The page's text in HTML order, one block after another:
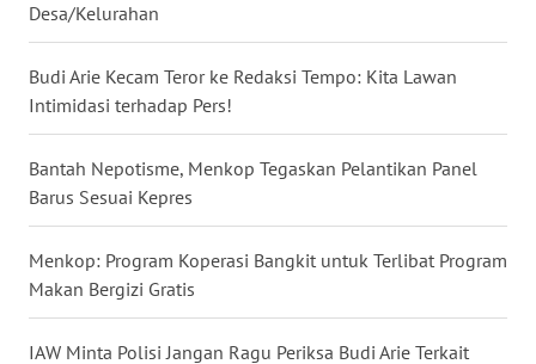
Desa/Kelurahan
Budi Arie Kecam Teror ke Redaksi Tempo: Kita Lawan
Intimidasi terhadap Pers!
Bantah Nepotisme, Menkop Tegaskan Pelantikan Panel
Barus Sesuai Kepres
Menkop: Program Koperasi Bangkit untuk Terlibat Program
Makan Bergizi Gratis
IAW Minta Polisi Jangan Ragu Periksa Budi Arie Terkait
WN
SUMSEL
WN